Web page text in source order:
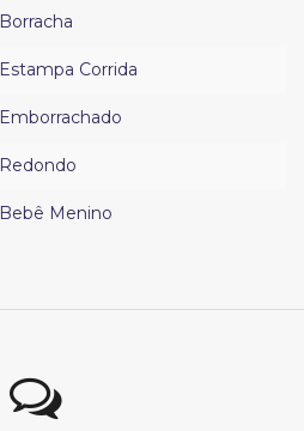
Borracha
Estampa Corrida
Emborrachado
Redondo
Bebê Menino